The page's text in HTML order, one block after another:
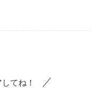
てね！